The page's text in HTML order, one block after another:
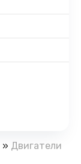
» Двигатели